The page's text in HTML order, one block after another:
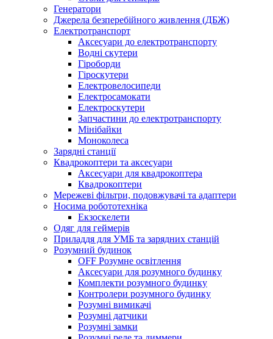
Генератори
Джерела безперебійного живлення (ДБЖ)
Електротранспорт
Аксесуари до електротранспорту
Водні скутери
Гіроборди
Гіроскутери
Електровелосипеди
Електросамокати
Електроскутери
Запчастини до електротранспорту
Мінібайки
Моноколеса
Зарядні станції
Квадрокоптери та аксесуари
Аксесуари для квадрокоптера
Квадрокоптери
Мережеві фільтри, подовжувачі та адаптери
Носима робототехніка
Екзоскелети
Одяг для геймерів
Приладдя для УМБ та зарядних станцій
Розумний будинок
OFF Розумне освітлення
Аксесуари для розумного будинку
Комплекти розумного будинку
Контролери розумного будинку
Розумні вимикачі
Розумні датчики
Розумні замки